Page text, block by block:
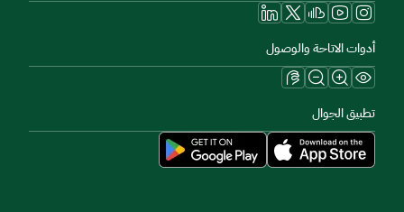
أدوات الاتاحة والوصول
تطبيق الجوال